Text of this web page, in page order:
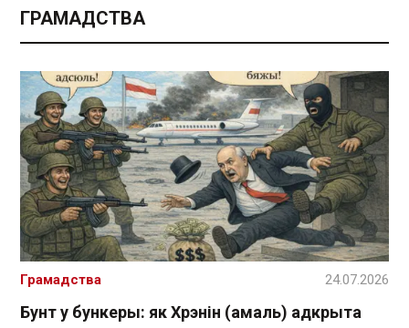
ГРАМАДСТВА
Бунт у бункеры: як Хрэнін (амаль) адкрыта
Грамадства 24.07.2026